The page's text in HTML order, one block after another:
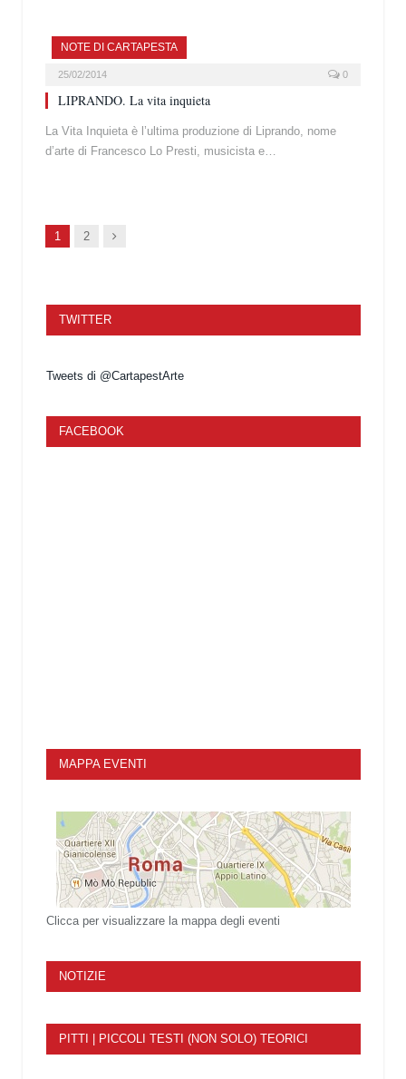
NOTE DI CARTAPESTA
25/02/2014 0
LIPRANDO. La vita inquieta
La Vita Inquieta è l’ultima produzione di Liprando, nome
d’arte di Francesco Lo Presti, musicista e…
1 2 Succ.
TWITTER
Tweets di @CartapestArte
FACEBOOK
MAPPA EVENTI
Clicca per visualizzare la mappa degli eventi
NOTIZIE
PITTI | PICCOLI TESTI (NON SOLO) TEORICI